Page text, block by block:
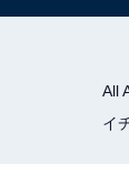
All
イ